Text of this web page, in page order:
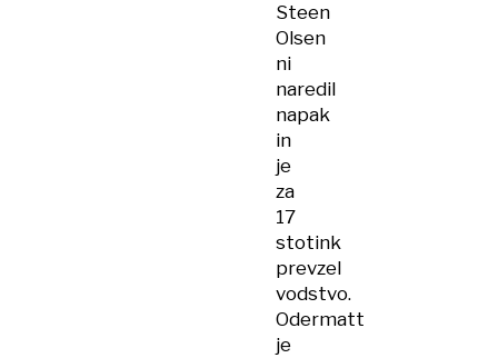
Steen
Olsen
ni
naredil
napak
in
je
za
17
stotink
prevzel
vodstvo.
Odermatt
je